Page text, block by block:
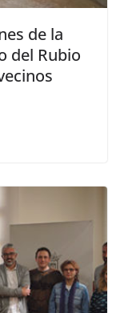
de la
del Rubio